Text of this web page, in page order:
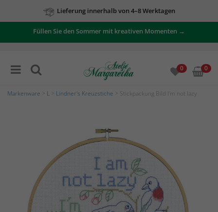
Lieferung innerhalb von 4–8 Werktagen
Füllen Sie den Sommer mit kreativen Momenten →
0 0
Markenware L Lindner's Kreuzstiche > Stickpackung Bild I'm not lazy